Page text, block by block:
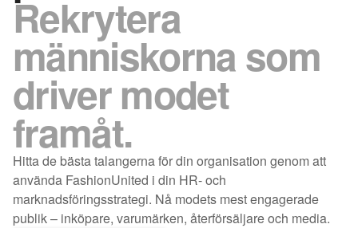
Rekrytera
människorna som
driver modet
framåt.
Hitta de bästa talangerna för din organisation genom att
använda FashionUnited i din HR- och
marknadsföringsstrategi. Nå modets mest engagerade
publik – inköpare, varumärken, återförsäljare och media.